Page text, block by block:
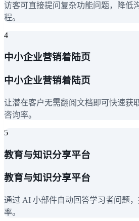
访客可直接提问复杂功能问题，降低
程。
4
中小企业营销着陆页
中小企业营销着陆页
让潜在客户无需翻阅文档即可快速获
咨询率。
5
教育与知识分享平台
教育与知识分享平台
通过 AI 小部件自动回答学习者问题
率。